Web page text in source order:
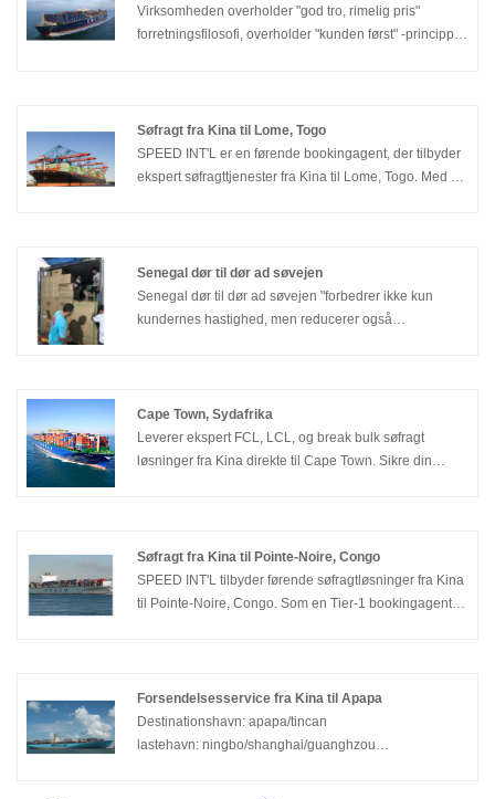
Virksomheden overholder "god tro, rimelig pris"
forretningsfilosofi, overholder "kunden først" -princippet
Angola, især dobbeltklarering til Angola, har særlige
fordele.
Søfragt fra Kina til Lome, Togo
SPEED INT'L er en førende bookingagent, der tilbyder
ekspert søfragttjenester fra Kina til Lome, Togo. Med 17
sikrer, at din last ankommer sikkert til tiden.
Senegal dør til dør ad søvejen
Senegal dør til dør ad søvejen "forbedrer ikke kun
kundernes hastighed, men reducerer også
amerikansk logistik lettere og hurtigere! Senegal dør til
dør til søs.
Cape Town, Sydafrika
Leverer ekspert FCL, LCL, og break bulk søfragt
løsninger fra Kina direkte til Cape Town. Sikre din
Søfragt fra Kina til Pointe-Noire, Congo
SPEED INT'L tilbyder førende søfragtløsninger fra Kina
til Pointe-Noire, Congo. Som en Tier-1 bookingagent
Forsendelsesservice fra Kina til Apapa
Destinationshavn: apapa/tincan
lastehavn: ningbo/shanghai/guanghzou